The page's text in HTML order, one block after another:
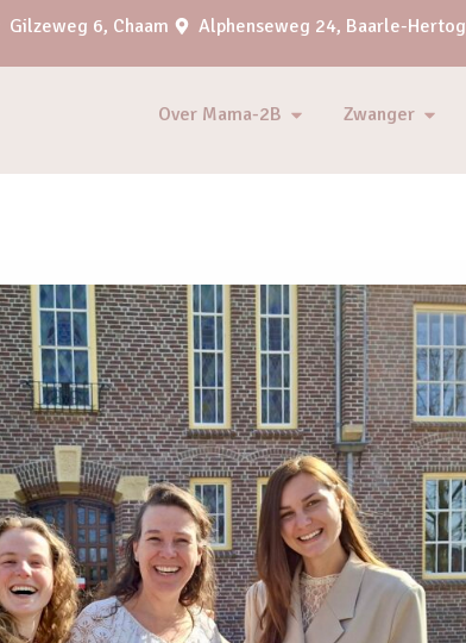
Gilzeweg 6, Chaam Alphenseweg 24, Baarle-Hertog
Over Mama-2B Zwanger